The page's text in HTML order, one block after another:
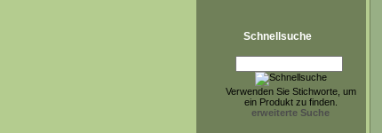
Schnellsuche
Verwenden Sie Stichworte, um
ein Produkt zu finden.
erweiterte Suche